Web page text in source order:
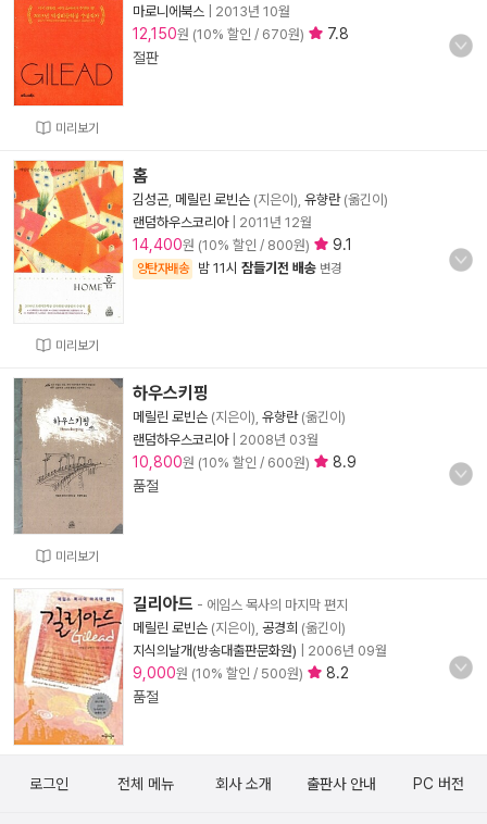
미리보기
마로니에북스
2013년 10월
12,150원 (10% 할인 / 670원)
7.8
절판
미리보기
홈
김성곤 메릴린 로빈슨 (지은이), 유향란(옮긴이)
랜덤하우스코리아| 2011년 12월
14,400원 (10% 할인 / 800원) 9.1
양탄자배송 밤 11시 잠들기전 배송 변경
미리보기
하우스키핑
메릴린 로빈슨 (지은이), 유향란(옮긴이)
랜덤하우스코리아| 2008년 03월
10,800원 (10% 할인 / 600원)
8.9
품절
길리아드 - 에임스 목사의 마지막 편지
메릴린 로빈슨 (지은이), 공경희 (옮긴이)
지식의날개(방송대출판문화원)
2006년 09월
9,000원 (10% 할인 / 500원)
8.2
품절
로그인 전체 메뉴 회사 소개 출판사 안내 PC 버전